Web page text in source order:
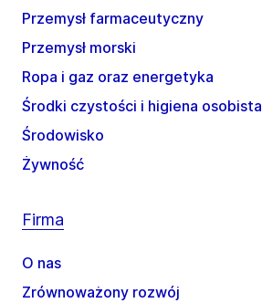
Przemysł farmaceutyczny
Przemysł morski
Ropa i gaz oraz energetyka
Środki czystości i higiena osobista
Środowisko
Żywność
Firma
O nas
Zrównoważony rozwój